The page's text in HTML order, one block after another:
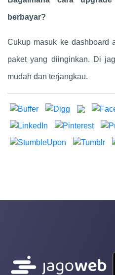
berbayar?
Cukup masuk ke dashboard
paket yang diinginkan. Di
mudah dan terjangkau.